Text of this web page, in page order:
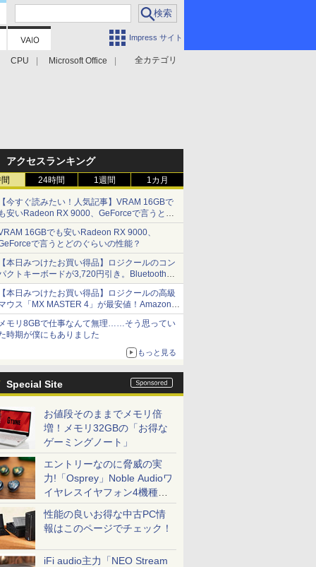
Impress サイト
全カテゴリ
CPU Microsoft Office
アクセスランキング
24時間 1週間 1カ月
今すぐ読みたい！人気記事】VRAM 16GBで
安いRadeon RX 9000、GeForceで言うとど
ぐらいの性能？ - PC Watch
16GBでも安いRadeon RX 9000、
で言うとどのぐらいの性能？
本日みつけたお買い得品】ロジクールのコン
クトキーボードが3,720円引き。Bluetoothで3
接続対応
本日みつけたお買い得品】ロジクールの高級
ウス「MX MASTER 4」が最安値！Amazonで
千円弱の割引
モリ8GBで仕事なんて無理……そう思ってい
時期が僕にもありました
もっと見る
Special Site
お値段そのままでメモリ倍
増！メモリ32GBの「お得な
ゲーミングノート」
エントリーなのに脅威の実
力!「Osprey」Noble Audioワ
イヤレスイヤフォン4機種を
一気に聴く
性能の良いお得な中古PC情
報はこのページでチェック！
iFi audio主力「NEO Stream